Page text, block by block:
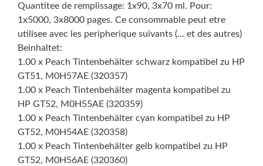
Quantitee de remplissage: 1x90, 3x70 ml. Pour:
1x5000, 3x8000 pages. Ce consommable peut etre
utilisee avec les peripherique suivants (... et des autres)
Beinhaltet:
1.00 x Peach Tintenbehälter schwarz kompatibel zu HP
GT51, M0H57AE (320357)
1.00 x Peach Tintenbehälter magenta kompatibel zu
HP GT52, M0H55AE (320359)
1.00 x Peach Tintenbehälter cyan kompatibel zu HP
GT52, M0H54AE (320358)
1.00 x Peach Tintenbehälter gelb kompatibel zu HP
GT52, M0H56AE (320360)